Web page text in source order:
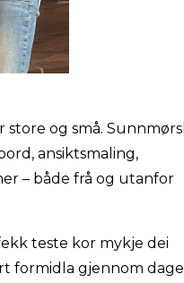
og små.
ansiktsmaling,
– både frå og utanfor
teste kor mykje dei
formidla gjennom